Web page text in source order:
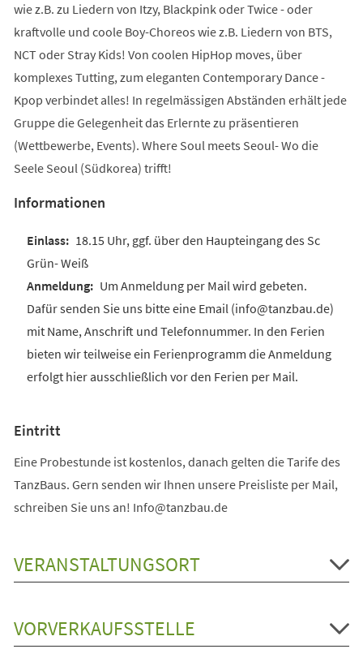
wie z.B. zu Liedern von Itzy, Blackpink oder Twice - oder
kraftvolle und coole Boy-Choreos wie z.B. Liedern von BTS,
NCT oder Stray Kids! Von coolen HipHop moves, über
komplexes Tutting, zum eleganten Contemporary Dance -
Kpop verbindet alles! In regelmässigen Abständen erhält jede
Gruppe die Gelegenheit das Erlernte zu präsentieren
(Wettbewerbe, Events). Where Soul meets Seoul- Wo die
Seele Seoul (Südkorea) trifft!
Informationen
18.15 Uhr, ggf. über den Haupteingang des Sc
Grün- Weiß
Um Anmeldung per Mail wird gebeten.
Dafür senden Sie uns bitte eine Email (info@tanzbau.de)
mit Name, Anschrift und Telefonnummer. In den Ferien
bieten wir teilweise ein Ferienprogramm die Anmeldung
erfolgt hier ausschließlich vor den Ferien per Mail.
Eintritt
Eine Probestunde ist kostenlos, danach gelten die Tarife des
TanzBaus. Gern senden wir Ihnen unsere Preisliste per Mail,
schreiben Sie uns an! Info@tanzbau.de
VERANSTALTUNGSORT
VORVERKAUFSSTELLE